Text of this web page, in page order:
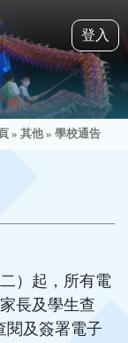
登入
» 其他» 學校通告
）起，所有電
長及學生查
閱及簽署電子